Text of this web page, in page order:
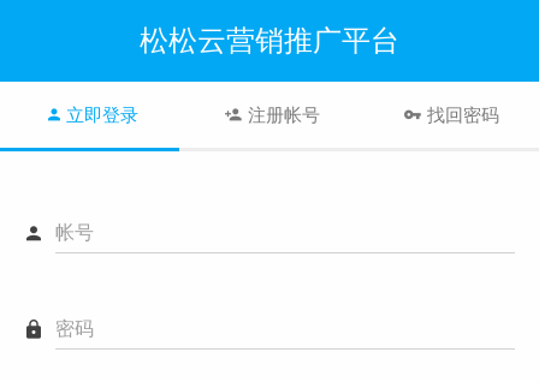
松松云营销推广平台
立即登录 注册帐号 找回密码
帐号
密码